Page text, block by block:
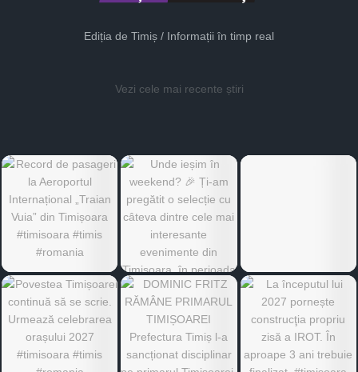
Ediția de Timiș / Informații în timp real
Vezi cele mai recente știri